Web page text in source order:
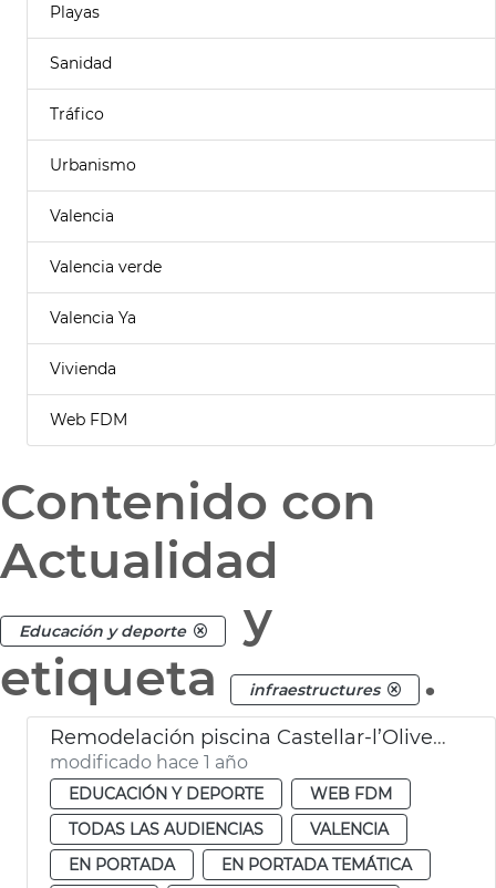
Playas
Sanidad
Tráfico
Urbanismo
Valencia
Valencia verde
Valencia Ya
Vivienda
Web FDM
Contenido con
Actualidad
Educación y deporte
y
etiqueta
infraestructures .
Remodelación piscina Castellar-l’Oliveral
modificado hace 1 año
EDUCACIÓN Y DEPORTE
WEB FDM
TODAS LAS AUDIENCIAS
VALENCIA
EN PORTADA
EN PORTADA TEMÁTICA